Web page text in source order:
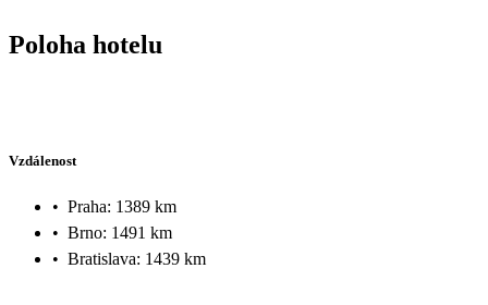
Poloha hotelu
Vzdálenost
• Praha: 1389 km
• Brno: 1491 km
• Bratislava: 1439 km